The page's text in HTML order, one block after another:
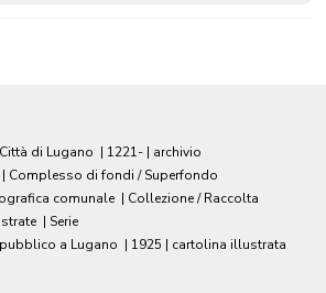
di Lugano | 1221- | archivio
| Complesso di fondi / Superfondo
comunale | Collezione / Raccolta
| Serie
a Lugano | 1925 | cartolina illustrata